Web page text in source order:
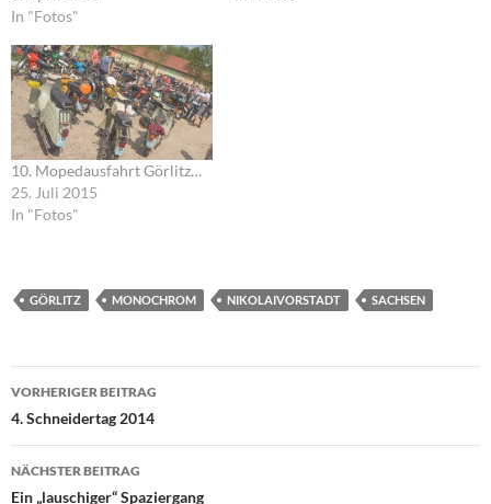
In "Fotos"
10. Mopedausfahrt Görlitz…
25. Juli 2015
In "Fotos"
GÖRLITZ MONOCHROM NIKOLAIVORSTADT SACHSEN
Beitragsnavigation
VORHERIGER BEITRAG
4. Schneidertag 2014
NÄCHSTER BEITRAG
Ein „lauschiger“ Spaziergang